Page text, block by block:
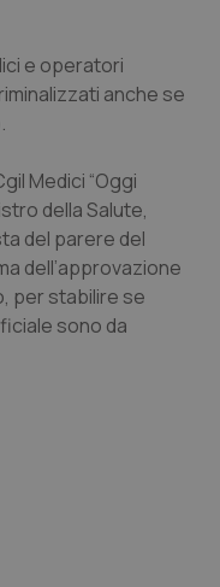
Ulcerosa
neurodegenerative
e operatori
anche se
Medici “Oggi
della Salute,
del parere del
dell’approvazione
per stabilire se
sono da